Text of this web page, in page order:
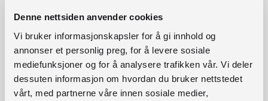
Denne nettsiden anvender cookies
Vi bruker informasjonskapsler for å gi innhold og
annonser et personlig preg, for å levere sosiale
mediefunksjoner og for å analysere trafikken vår. Vi deler
dessuten informasjon om hvordan du bruker nettstedet
vårt, med partnerne våre innen sosiale medier,
Gul
nar
a
Ba
kke
Ansvarlig for samlinger på armensk, belarusisk,
tyrkisk og ukrainsk. Jobber med tilbud til barn og
unge på tvers av språk. Ansvar for vandreutstillingen
«Ja vi elsker ski».
no
23